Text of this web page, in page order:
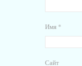
Имя *
Сайт